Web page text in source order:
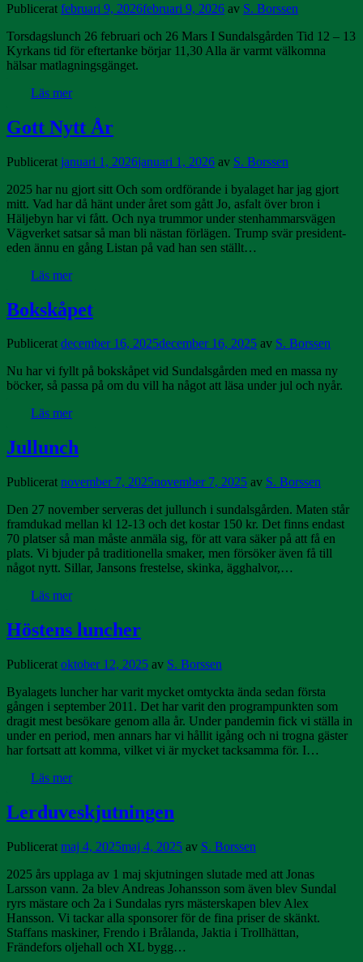
Publicerat februari 9, 2026februari 9, 2026 av S. Borssen
Torsdagslunch 26 februari och 26 Mars I Sundalsgården Tid 12 – 13
Kyrkans tid för eftertanke börjar 11,30 Alla är varmt välkomna
hälsar matlagningsgänget.
Läs mer
Gott Nytt År
Publicerat januari 1, 2026januari 1, 2026 av S. Borssen
2025 har nu gjort sitt Och som ordförande i byalaget har jag gjort
mitt. Vad har då hänt under året som gått Jo, asfalt över bron i
Häljebyn har vi fått. Och nya trummor under stenhammarsvägen
Vägverket satsar så man bli nästan förlägen. Trump svär president-
eden ännu en gång Listan på vad han sen ställt…
Läs mer
Bokskåpet
Publicerat december 16, 2025december 16, 2025 av S. Borssen
Nu har vi fyllt på bokskåpet vid Sundalsgården med en massa ny
böcker, så passa på om du vill ha något att läsa under jul och nyår.
Läs mer
Jullunch
Publicerat november 7, 2025november 7, 2025 av S. Borssen
Den 27 november serveras det jullunch i sundalsgården. Maten står
framdukad mellan kl 12-13 och det kostar 150 kr. Det finns endast
70 platser så man måste anmäla sig, för att vara säker på att få en
plats. Vi bjuder på traditionella smaker, men försöker även få till
något nytt. Sillar, Jansons frestelse, skinka, ägghalvor,…
Läs mer
Höstens luncher
Publicerat oktober 12, 2025 av S. Borssen
Byalagets luncher har varit mycket omtyckta ända sedan första
gången i september 2011. Det har varit den programpunkten som
dragit mest besökare genom alla år. Under pandemin fick vi ställa in
under en period, men annars har vi hållit igång och ni trogna gäster
har fortsatt att komma, vilket vi är mycket tacksamma för. I…
Läs mer
Lerduveskjutningen
Publicerat maj 4, 2025maj 4, 2025 av S. Borssen
2025 års upplaga av 1 maj skjutningen slutade med att Jonas
Larsson vann. 2a blev Andreas Johansson som även blev Sundal
ryrs mästare och 2a i Sundalas ryrs mästerskapen blev Alex
Hansson. Vi tackar alla sponsorer för de fina priser de skänkt.
Staffans maskiner, Frendo i Brålanda, Jaktia i Trollhättan,
Frändefors oljehall och XL bygg…